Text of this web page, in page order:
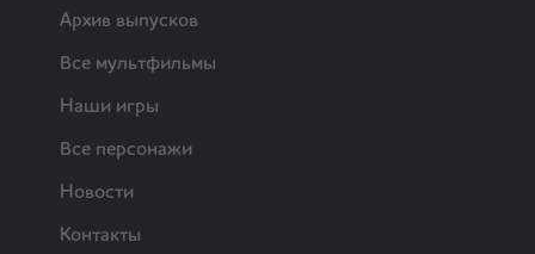
Архив выпусков
Все мультфильмы
Наши игры
Все персонажи
Новости
Контакты